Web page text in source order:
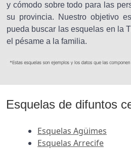
y cómodo sobre todo para las
su provincia. Nuestro objetivo
pueda buscar las esquelas en la
el pésame a la familia.
Esquelas de difuntos
Esquelas Agüimes
Esquelas Arrecife